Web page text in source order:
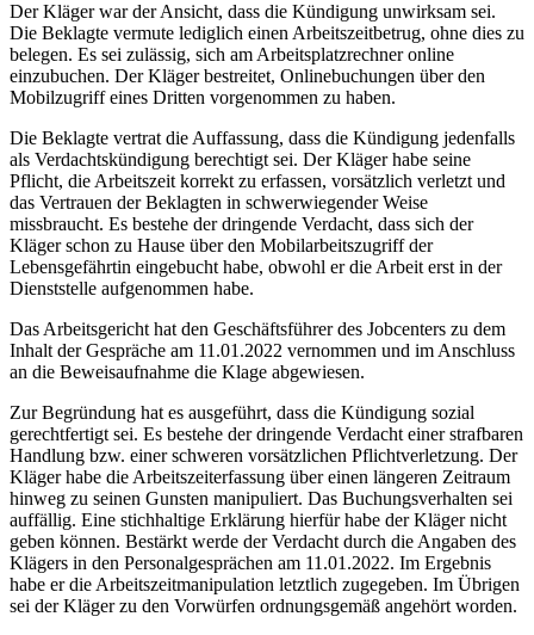
Der Kläger war der Ansicht, dass die Kündigung unwirksam sei.
Die Beklagte vermute lediglich einen Arbeitszeitbetrug, ohne dies zu
belegen. Es sei zulässig, sich am Arbeitsplatzrechner online
einzubuchen. Der Kläger bestreitet, Onlinebuchungen über den
Mobilzugriff eines Dritten vorgenommen zu haben.
Die Beklagte vertrat die Auffassung, dass die Kündigung jedenfalls
als Verdachtskündigung berechtigt sei. Der Kläger habe seine
Pflicht, die Arbeitszeit korrekt zu erfassen, vorsätzlich verletzt und
das Vertrauen der Beklagten in schwerwiegender Weise
missbraucht. Es bestehe der dringende Verdacht, dass sich der
Kläger schon zu Hause über den Mobilarbeitszugriff der
Lebensgefährtin eingebucht habe, obwohl er die Arbeit erst in der
Dienststelle aufgenommen habe.
Das Arbeitsgericht hat den Geschäftsführer des Jobcenters zu dem
Inhalt der Gespräche am 11.01.2022 vernommen und im Anschluss
an die Beweisaufnahme die Klage abgewiesen.
Zur Begründung hat es ausgeführt, dass die Kündigung sozial
gerechtfertigt sei. Es bestehe der dringende Verdacht einer strafbaren
Handlung bzw. einer schweren vorsätzlichen Pflichtverletzung. Der
Kläger habe die Arbeitszeiterfassung über einen längeren Zeitraum
hinweg zu seinen Gunsten manipuliert. Das Buchungsverhalten sei
auffällig. Eine stichhaltige Erklärung hierfür habe der Kläger nicht
geben können. Bestärkt werde der Verdacht durch die Angaben des
Klägers in den Personalgesprächen am 11.01.2022. Im Ergebnis
habe er die Arbeitszeitmanipulation letztlich zugegeben. Im Übrigen
sei der Kläger zu den Vorwürfen ordnungsgemäß angehört worden.